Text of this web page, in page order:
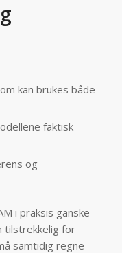
kan brukes både
faktisk
og
i praksis ganske
tilstrekkelig for
samtidig regne